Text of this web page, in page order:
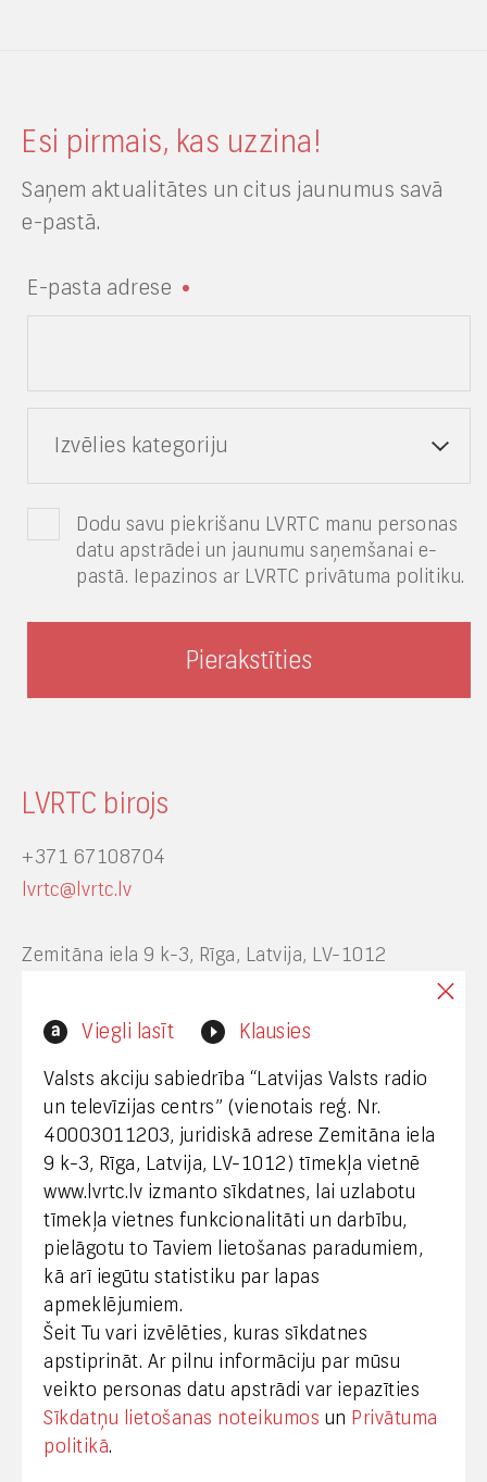
Viegli lasīt Klausies
Valsts akciju sabiedrība “Latvijas Valsts radio
un televīzijas centrs” (vienotais reģ. Nr.
40003011203, juridiskā adrese Zemitāna iela
9 k-3, Rīga, Latvija, LV-1012) tīmekļa vietnē
www.lvrtc.lv izmanto sīkdatnes, lai uzlabotu
tīmekļa vietnes funkcionalitāti un darbību,
pielāgotu to Taviem lietošanas paradumiem,
kā arī iegūtu statistiku par lapas
apmeklējumiem.
Šeit Tu vari izvēlēties, kuras sīkdatnes
apstiprināt. Ar pilnu informāciju par mūsu
veikto personas datu apstrādi var iepazīties
Sīkdatņu lietošanas noteikumos un Privātuma
politikā.
Esi pirmais, kas uzzina!
Saņem aktualitātes un citus jaunumus savā
e-pastā.
E-pasta adrese
Izvēlies kategoriju
Dodu savu piekrišanu LVRTC manu personas
datu apstrādei un jaunumu saņemšanai e-
pastā. Iepazinos ar LVRTC privātuma politiku.
LVRTC birojs
+371 67108704
lvrtc@lvrtc.lv
Zemitāna iela 9 k-3, Rīga, Latvija, LV-1012
Interneta vietnes www.lvrtc.lv administrators:
Klientu apkalpošana
+371 67108787
Medijiem
+371 29665001
vineta.sprugaine@lvrtc.lv
© VAS Latvijas Valsts radio un televīzijas centrs,